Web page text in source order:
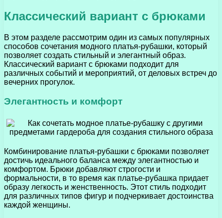
Классический вариант с брюками
В этом разделе рассмотрим один из самых популярных
способов сочетания модного платья-рубашки, который
позволяет создать стильный и элегантный образ.
Классический вариант с брюками подходит для
различных событий и мероприятий, от деловых встреч до
вечерних прогулок.
Элегантность и комфорт
Комбинирование платья-рубашки с брюками позволяет
достичь идеального баланса между элегантностью и
комфортом. Брюки добавляют строгости и
формальности, в то время как платье-рубашка придает
образу легкость и женственность. Этот стиль подходит
для различных типов фигур и подчеркивает достоинства
каждой женщины.